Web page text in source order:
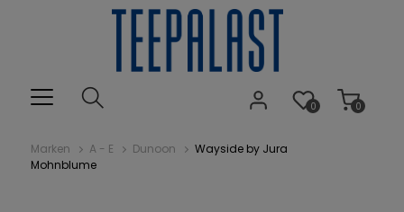
0
0
Marken A - E Dunoon
Wayside by Jura
Mohnblume